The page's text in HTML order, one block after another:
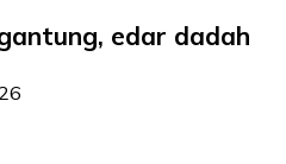
edar dadah